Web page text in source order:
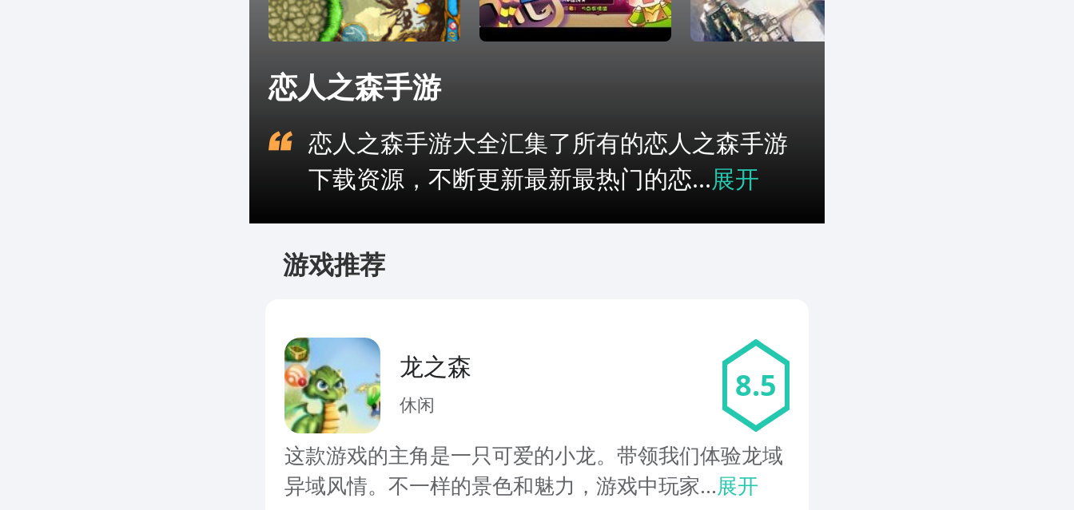
恋人之森手游
恋人之森手游大全汇集了所有的恋人之森手游
下载资源，不断更新最新最热门的恋...展开
游戏推荐
龙之森
休闲
8.5
这款游戏的主角是一只可爱的小龙。带领我们体验龙域
异域风情。不一样的景色和魅力，游戏中玩家...展开